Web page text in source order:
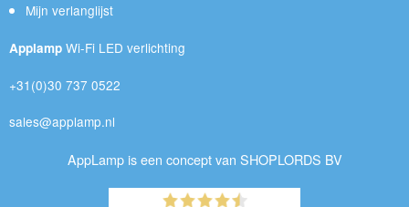
Mijn verlanglijst
Applamp Wi-Fi LED verlichting
+31(0)30 737 0522
sales@applamp.nl
AppLamp is een concept van SHOPLORDS BV